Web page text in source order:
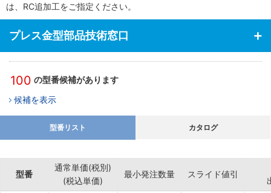
は、RC追加工をご指定ください。
プレス金型部品技術窓口
100 の型番候補があります
候補を表示
型番リスト カタログ
型番
通常単価(税別)
(税込単価)
最小発注数量 スライド値引